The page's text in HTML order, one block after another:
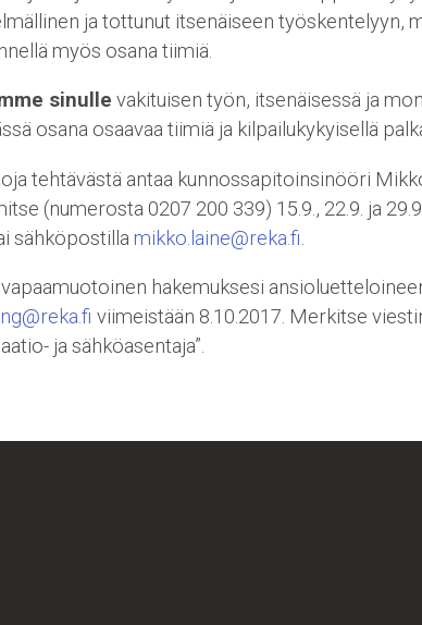
ja tottunut itsenäiseen työskentelyyn,
myös osana tiimiä.
sinulle vakituisen työn, itsenäisessä ja
osana osaavaa tiimiä ja kilpailukykyisellä
tehtävästä antaa kunnossapitoinsinööri
(numerosta 0207 200 339) 15.9., 22.9. ja
sähköpostilla mikko.laine@reka.fi
hakemuksesi
viimeistään 8.10.2017. Merkitse
ja sähköasentaja”.